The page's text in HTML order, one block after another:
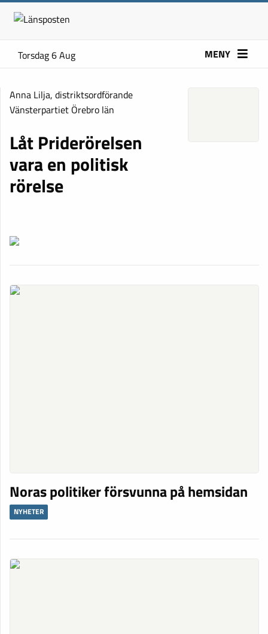
Torsdag 6 Aug MENY
Anna Lilja, distriktsordförande
Vänsterpartiet Örebro län
Låt Priderörelsen
vara en politisk
rörelse
Noras politiker försvunna på hemsidan
NYHETER